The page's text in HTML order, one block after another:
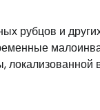
рубцов и